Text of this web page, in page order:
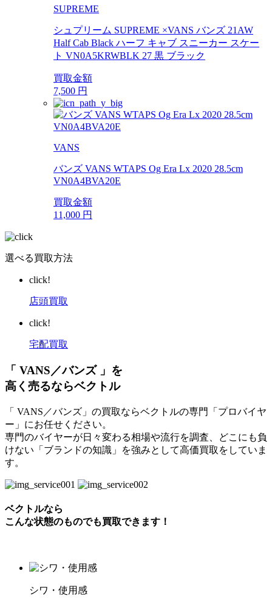
SUPREME
シュプリーム SUPREME ×VANS バンズ 21AW
Half Cab Black ハーフ キャブ スニーカー スケー
ト VN0A5KRWBLK 27 黒 ブラック
買取金額
7,500 円
VANS
バンズ VANS WTAPS Og Era Lx 2020 28.5cm
VN0A4BVA20E
買取金額
11,000 円
選べる買取方法
click!
店頭買取
click!
宅配買取
「 VANS／バンズ 」を
高く売るならベクトル
「 VANS／バンズ」の買取ならベクトルの専門「プロバイヤ
ー」にお任せください。
専門のバイヤーが日々変わる相場や流行を調査、どこにも負
けない「ブランドの知識」を強みとして高価買取をしていま
す。
ベクトルなら
こんな状態のものでも買取できます！
シワ・使用感